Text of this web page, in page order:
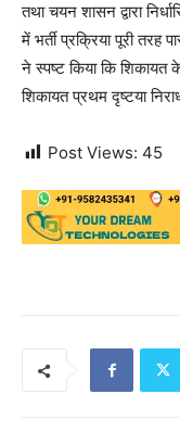
तथा चयन शासन द्वारा
में भर्ती प्रक्रिया पूरी तरह
ने स्पष्ट किया कि
शिकायत प्रथम दृष्टया
Post Views: 45